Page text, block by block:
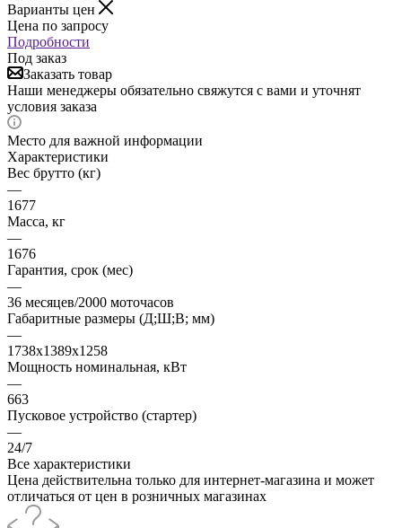
Варианты цен
Цена по запросу
Подробности
Под заказ
Заказать товар
Наши менеджеры обязательно свяжутся с вами и уточнят
условия заказа
Место для важной информации
Характеристики
Вес брутто (кг)
—
1677
Масса, кг
—
1676
Гарантия, срок (мес)
—
36 месяцев/2000 моточасов
Габаритные размеры (Д;Ш;В; мм)
—
1738x1389x1258
Мощность номинальная, кВт
—
663
Пусковое устройство (стартер)
—
24/7
Все характеристики
Цена действительна только для интернет-магазина и может
отличаться от цен в розничных магазинах